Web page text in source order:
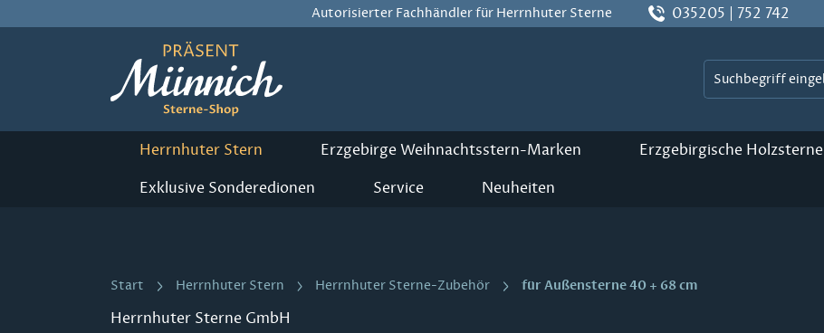
Autorisierter Fachhändler für Herrnhuter Sterne 035205 | 752 742
Herrnhuter Stern Erzgebirge Weihnachtsstern-Marken Erzgebirgische Holzsterne
Exklusive Sonderedionen Service Neuheiten
Start Herrnhuter Stern Herrnhuter Sterne-Zubehör für Außensterne 40 + 68 cm
Herrnhuter Sterne GmbH